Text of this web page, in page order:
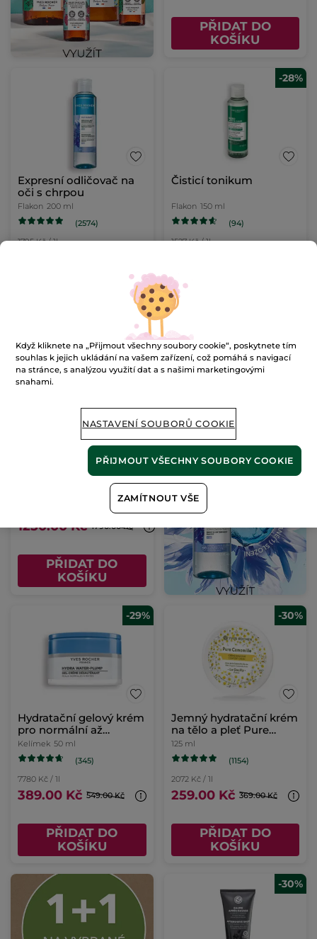
PŘIDAT DO
KOŠÍKU
Expresní odličovač na
oči s chrpou
Flakon 200 ml
(2574)
1795 Kč / 1l
-28%
Čisticí tonikum
Flakon 150 ml
(94)
1527 Kč / 1l
-30%
Rozjasňující sérum s
mikroperličkami
Flakon s pumpičkou 30 ml
1250.00 Kč 1790.00 Kč
PŘIDAT DO
KOŠÍKU
-29%
Hydratační gelový krém
pro normální až
smíšenou pleť
Kelímek 50 ml
(345)
7780 Kč / 1l
389.00 Kč 549.00 Kč
PŘIDAT DO
KOŠÍKU
-30%
Jemný hydratační krém
na tělo a pleť Pure
Camomille
125 ml
(1154)
2072 Kč / 1l
259.00 Kč 369.00 Kč
PŘIDAT DO
KOŠÍKU
-30%
Když kliknete na „Přijmout všechny soubory cookie“, poskytnete tím
souhlas k jejich ukládání na vašem zařízení, což pomáhá s navigací
na stránce, s analýzou využití dat a s našimi marketingovými
snahami.
NASTAVENÍ SOUBORŮ COOKIE
ZAMÍTNOUT VŠE
PŘIJMOUT VŠECHNY SOUBORY COOKIE